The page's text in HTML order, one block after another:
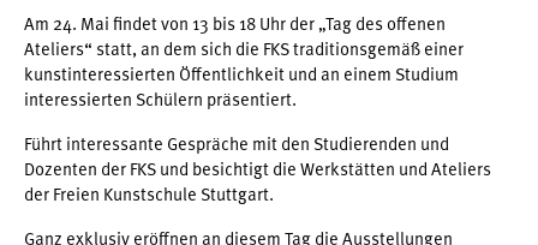
Am 24. Mai findet von 13 bis 18 Uhr der „Tag des offenen
Ateliers“ statt, an dem sich die FKS traditionsgemäß einer
kunstinteressierten Öffentlichkeit und an einem Studium
interessierten Schülern präsentiert.
Führt interessante Gespräche mit den Studierenden und
Dozenten der FKS und besichtigt die Werkstätten und Ateliers
der Freien Kunstschule Stuttgart.
Ganz exklusiv eröffnen an diesem Tag die Ausstellungen